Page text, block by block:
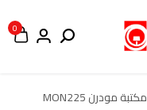
0
مكتبة مودرن MON225